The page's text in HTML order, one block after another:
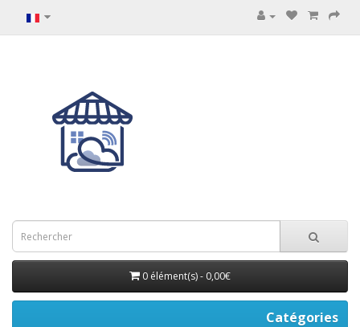
0 élément(s) - 0,00€
Catégories